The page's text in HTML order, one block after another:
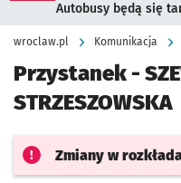
Autobusy będą się
wroclaw.pl Komunikacja
Przystanek -
STRZESZOWSKA
Zmiany w